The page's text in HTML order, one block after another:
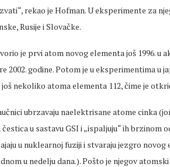
rekao je Hofman. U eksperimente za
Rusije i Slovačke.
je prvi atom novog elementa još 1996. u
2002. godine. Potom je u eksperimentima u
nekoliko atoma elementa 112, čime je
ubrzavaju naelektrisane atome cinka
u sastavu GSI i „ispaljuju“ ih brzinom
u nuklearnoj fuziji i stvaraju jezgro novog
u nedelju dana.). Pošto je njegov